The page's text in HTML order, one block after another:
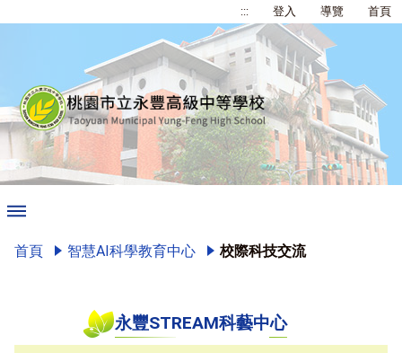
::: 登入 導覽 首頁
首頁 智慧AI科學教育中心 校際科技交流
永豐STREAM科藝中心